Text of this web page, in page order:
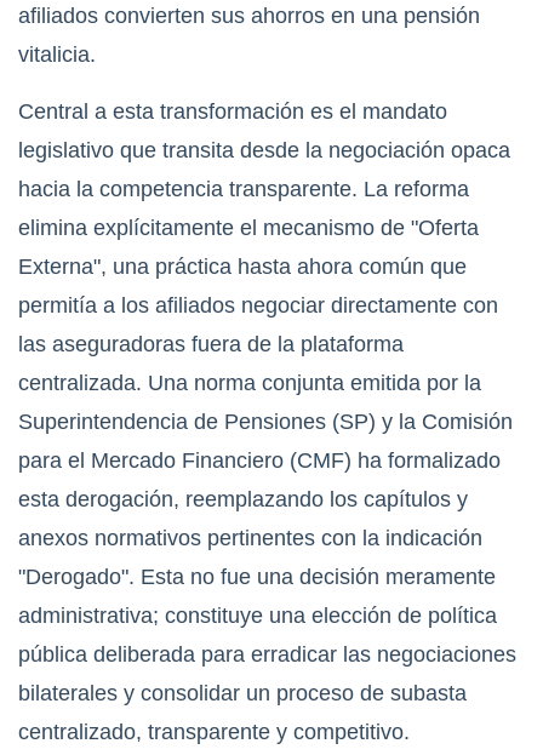
afiliados convierten sus ahorros en una pensión
vitalicia.
Central a esta transformación es el mandato
legislativo que transita desde la negociación opaca
hacia la competencia transparente. La reforma
elimina explícitamente el mecanismo de "Oferta
Externa", una práctica hasta ahora común que
permitía a los afiliados negociar directamente con
las aseguradoras fuera de la plataforma
centralizada. Una norma conjunta emitida por la
Superintendencia de Pensiones (SP) y la Comisión
para el Mercado Financiero (CMF) ha formalizado
esta derogación, reemplazando los capítulos y
anexos normativos pertinentes con la indicación
"Derogado". Esta no fue una decisión meramente
administrativa; constituye una elección de política
pública deliberada para erradicar las negociaciones
bilaterales y consolidar un proceso de subasta
centralizado, transparente y competitivo.